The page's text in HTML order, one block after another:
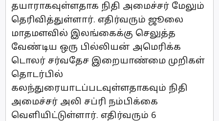
தயாராகவுள்ளதாக நிதி அமைச்சர் மேலும்
தெரிவித்துள்ளார். எதிர்வரும் ஜூலை
மாதமளவில் இலங்கைக்கு செலுத்த
வேண்டிய ஒரு பில்லியன் அமெரிக்க
டொலர் சர்வதேச இறையாண்மை முறிகள்
தொடர்பில்
கலந்துரையாடப்படவுள்ளதாகவும் நிதி
அமைச்சர் அலி சப்ரி நம்பிக்கை
வௌியிட்டுள்ளார். எதிர்வரும் 6